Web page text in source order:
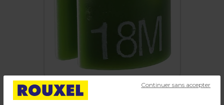
Continuer sans accepter